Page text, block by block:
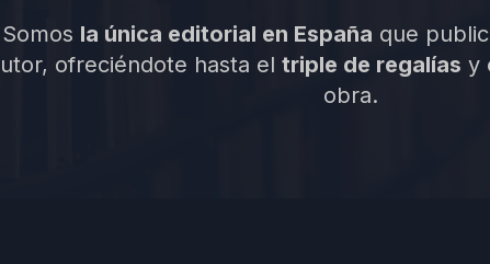
Somos la única editorial en España que
ofreciéndote hasta el triple de regalías y
obra.